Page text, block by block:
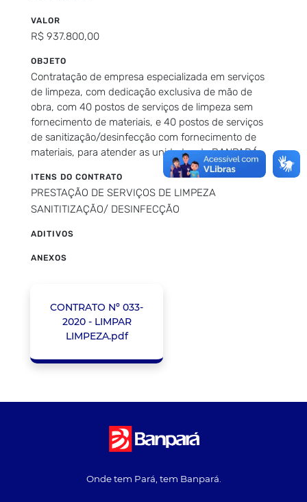
VALOR
R$ 937.800,00
OBJETO
Contratação de empresa especializada em serviços
de limpeza, com dedicação exclusiva de mão de
obra, com 40 postos de serviços de limpeza sem
fornecimento de materiais, e 40 postos de serviços
de sanitização/desinfecção com fornecimento de
materiais, para atender as unidades do BANPARÁ
ITENS DO CONTRATO
PRESTAÇÃO DE SERVIÇOS DE LIMPEZA
SANITITIZAÇÃO/ DESINFECÇÃO
ADITIVOS
ANEXOS
CONTRATO Nº 033-
2020 - LIMPAR
LIMPEZA.pdf
Onde tem Pará, tem Banpará.